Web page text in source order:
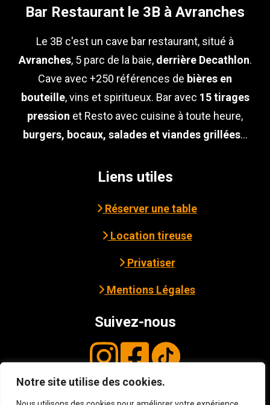
Notre site utilise des cookies.
Bar Restaurant le 3B à Avranches
Le 3B c'est un cave bar restaurant, situé à
Avranches, 5 parc de la baie, derrière Decathlon.
Cave avec +250 références de bières en
bouteille, vins et spiritueux. Bar avec 15 tirages
pression et Resto avec cuisine à toute heure,
burgers, bocaux, salades et viandes grillées...
Liens utiles
Réserver une table
Location tireuse
Privatiser
Mentions Légales
Suivez-nous
© Copyright 20263B - Cave Bar Resto à
Avranches. Tous droits réservés. Site web